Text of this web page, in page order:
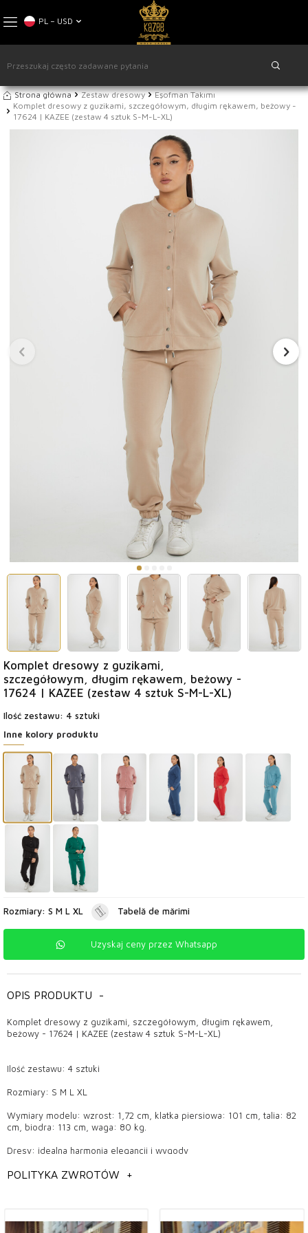
PL − USD
Strona główna Zestaw dresowy
Eşofman Takımı
Komplet dresowy z guzikami, szczegółowym, długim rękawem, beżowy -
17624 | KAZEE (zestaw 4 sztuk S-M-L-XL)
Komplet dresowy z guzikami,
szczegółowym, długim rękawem, beżowy -
17624 | KAZEE (zestaw 4 sztuk S-M-L-XL)
Ilość zestawu: 4 sztuki
Inne kolory produktu
Rozmiary: S M L XL Tabelă de mărimi
Uzyskaj ceny przez Whatsapp
OPIS PRODUKTU -
Komplet dresowy z guzikami, szczegółowym, długim rękawem,
beżowy - 17624 | KAZEE (zestaw 4 sztuk S-M-L-XL)
Ilość zestawu: 4 sztuki
Rozmiary: S M L XL
Wymiary modelu: wzrost: 1,72 cm, klatka piersiowa: 101 cm, talia: 82
cm, biodra: 113 cm, waga: 80 kg.
Dresy: idealna harmonia elegancji i wygody
Gdzie stosuje się dresy?
podczas chodzenia czy uprawiania jogi, oferują także ładny i stylowy
POLITYKA ZWROTÓW +